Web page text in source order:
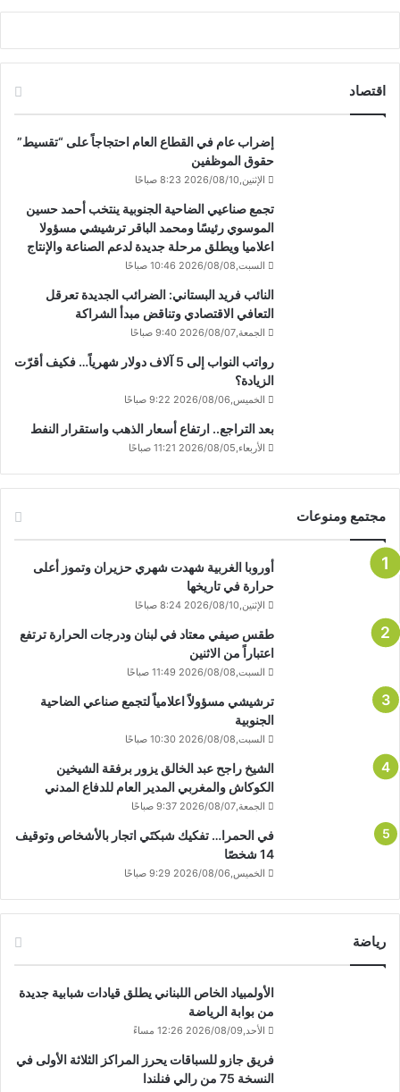
اقتصاد
إضراب عام في القطاع العام احتجاجاً على “تقسيط”
حقوق الموظفين
الإثنين,2026/08/10 8:23 صباحًا
تجمع صناعيي الضاحية الجنوبية ينتخب أحمد حسين
الموسوي رئيسًا ومحمد الباقر ترشيشي مسؤولا
اعلاميا ويطلق مرحلة جديدة لدعم الصناعة والإنتاج
السبت,2026/08/08 10:46 صباحًا
النائب فريد البستاني: الضرائب الجديدة تعرقل
التعافي الاقتصادي وتناقض مبدأ الشراكة
الجمعة,2026/08/07 9:40 صباحًا
رواتب النواب إلى 5 آلاف دولار شهرياً… فكيف أقرّت
الزيادة؟
الخميس,2026/08/06 9:22 صباحًا
بعد التراجع.. ارتفاع أسعار الذهب واستقرار النفط
الأربعاء,2026/08/05 11:21 صباحًا
مجتمع ومنوعات
أوروبا الغربية شهدت شهري حزيران وتموز أعلى
حرارة في تاريخها
الإثنين,2026/08/10 8:24 صباحًا
طقس صيفي معتاد في لبنان ودرجات الحرارة ترتفع
اعتباراً من الاثنين
السبت,2026/08/08 11:49 صباحًا
ترشيشي مسؤولاً اعلامياً لتجمع صناعي الضاحية
الجنوبية
السبت,2026/08/08 10:30 صباحًا
الشيخ راجح عبد الخالق يزور برفقة الشيخين
الكوكاش والمغربي المدير العام للدفاع المدني
الجمعة,2026/08/07 9:37 صباحًا
في الحمرا… تفكيك شبكتَي اتجار بالأشخاص وتوقيف
14 شخصًا
الخميس,2026/08/06 9:29 صباحًا
رياضة
الأولمبياد الخاص اللبناني يطلق قيادات شبابية جديدة
من بوابة الرياضة
الأحد,2026/08/09 12:26 مساءً
فريق جازو للسباقات يحرز المراكز الثلاثة الأولى في
النسخة 75 من رالي فنلندا